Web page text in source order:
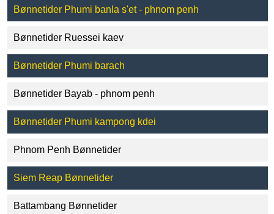
Bønnetider Phumi banla s'et - phnom penh
Bønnetider Ruessei kaev
Bønnetider Phumi barach
Bønnetider Bayab - phnom penh
Bønnetider Phumi kampong kdei
Phnom Penh Bønnetider
Siem Reap Bønnetider
Battambang Bønnetider